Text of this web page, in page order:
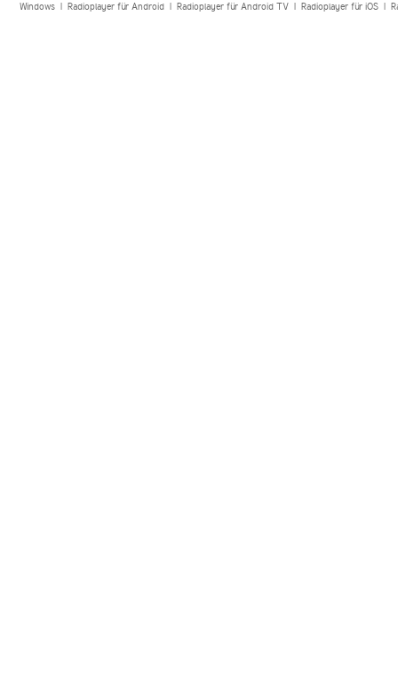
Windows| Radioplayer für Android| Radioplayer für Android TV| Radioplayer für iOS|